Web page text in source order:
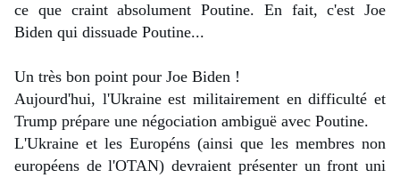
ce que craint absolument Poutine. En fait, c'est Joe
Biden qui dissuade Poutine...
Un très bon point pour Joe Biden !
Aujourd'hui, l'Ukraine est militairement en difficulté et
Trump prépare une négociation ambiguë avec Poutine.
L'Ukraine et les Européns (ainsi que les membres non
européens de l'OTAN) devraient présenter un front uni